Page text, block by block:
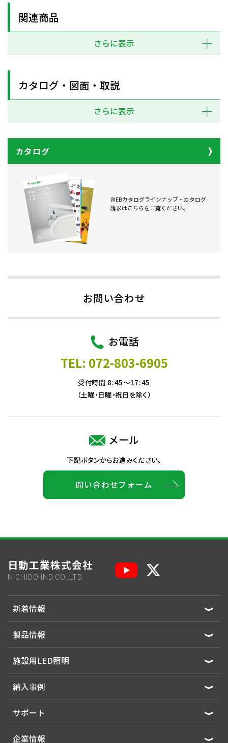
関連商品
さらに表示
カタログ・図面・取説
さらに表示
カタログ
WEBカタログラインナップ・カタログ
請求はこちらをご覧ください。
お問い合わせ
お電話
TEL: 072-803-6905
受付時間 8:45～17:45
（土曜・日曜・祝日を除く）
メール
下記ボタンからお進みください。
問い合わせフォーム
日動工業株式会社
NICHIDO IND.CO.,LTD.
新着情報
製品情報
施設用LED照明
納入事例
サポート
企業情報